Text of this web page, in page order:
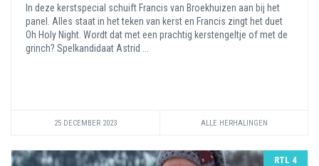
In deze kerstspecial schuift Francis van Broekhuizen aan bij het
panel. Alles staat in het teken van kerst en Francis zingt het duet
Oh Holy Night. Wordt dat met een prachtig kerstengeltje of met de
grinch? Spelkandidaat Astrid ...
25 DECEMBER 2023 ALLE HERHALINGEN
RTL 4